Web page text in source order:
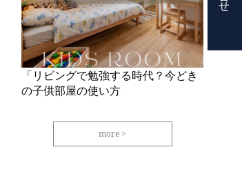
「リビングで勉強する時代？今どき
の子供部屋の使い方
more